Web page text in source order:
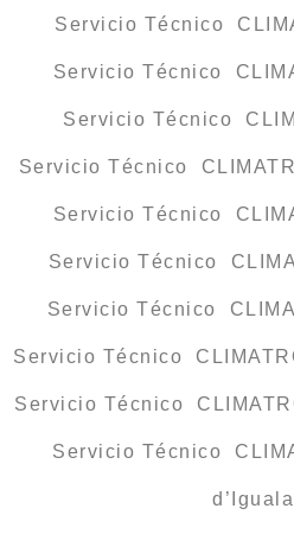
Servicio Técnico
Servicio Técnico
Servicio Técnico
Servicio Técnico
Servicio Técnico
Servicio Técnico
Servicio Técnico
Servicio Técnico
Servicio Técnico
Servicio Técnico